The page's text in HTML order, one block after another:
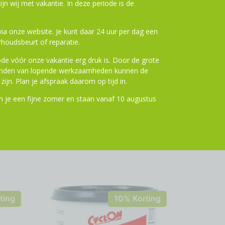
10% Korting
wij met vakantie. In deze periode is de
onze website. Je kunt daar 24 uur per dag een
of reparatie.
vóór onze vakantie erg druk is. Door de grote
van lopende werkzaamheden kunnen de
Plan je afspraak daarom op tijd in.
je een fijne zomer en staan vanaf 10 augustus